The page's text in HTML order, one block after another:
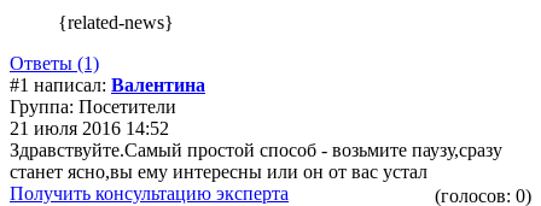
{related-news}
Ответы (1)
#1 написал: Валентина
Группа: Посетители
21 июля 2016 14:52
Здравствуйте.Самый простой способ - возьмите паузу,сразу
станет ясно,вы ему интересны или он от вас устал
Получить консультацию эксперта
(голосов: 0)